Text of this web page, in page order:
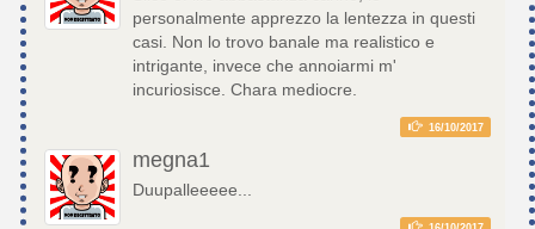
personalmente apprezzo la lentezza in questi
casi. Non lo trovo banale ma realistico e
intrigante, invece che annoiarmi m'
incuriosisce. Chara mediocre.
16/10/2017
megna1
Duupalleeeee...